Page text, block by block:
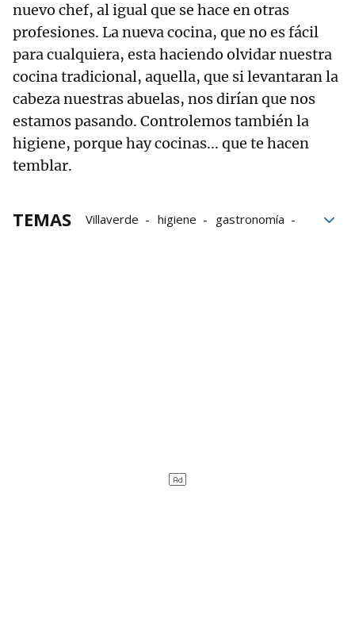
nuevo chef, al igual que se hace en otras
profesiones. La nueva cocina, que no es fácil
para cualquiera, esta haciendo olvidar nuestra
cocina tradicional, aquella, que si levantaran la
cabeza nuestras abuelas, nos dirían que nos
estamos pasando. Controlemos también la
higiene, porque hay cocinas... que te hacen
temblar.
TEMAS Villaverde higiene
gastronomía